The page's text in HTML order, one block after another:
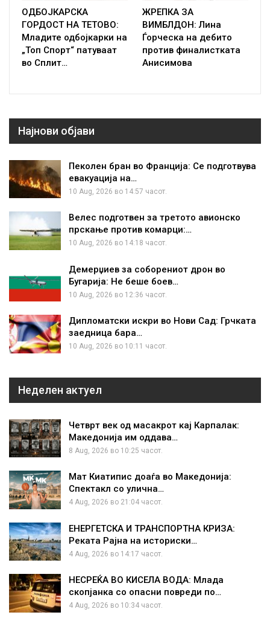
ОДБОЈКАРСКА
ГОРДОСТ НА ТЕТОВО:
Младите одбојкарки на
„Топ Спорт“ патуваат
во Сплит…
ЖРЕПКА ЗА
ВИМБЛДОН: Лина
Ѓорческа на дебито
против финалистката
Анисимова
Најнови објави
Пеколен бран во Франција: Се подготвува
евакуација на…
10 Aug, 2026 во 14:57 часот.
Велес подготвен за третото авионско
прскање против комарци:…
10 Aug, 2026 во 14:18 часот.
Демерџиев за соборениот дрон во
Бугарија: Не беше боев…
10 Aug, 2026 во 12:36 часот.
Дипломатски искри во Нови Сад: Грчката
заедница бара…
10 Aug, 2026 во 10:11 часот.
Неделен актуел
Четврт век од масакрот кај Карпалак:
Македонија им оддава…
8 Aug, 2026 во 10:25 часот.
Мат Киатипис доаѓа во Македонија:
Спектакл со улична…
4 Aug, 2026 во 21:04 часот.
ЕНЕРГЕТСКА И ТРАНСПОРТНА КРИЗА:
Реката Рајна на историски…
4 Aug, 2026 во 14:17 часот.
НЕСРЕЌА ВО КИСЕЛА ВОДА: Млада
скопјанка со опасни повреди по…
4 Aug, 2026 во 10:34 часот.